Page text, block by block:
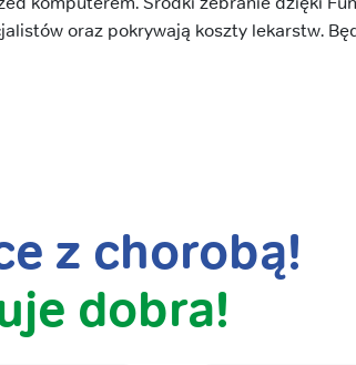
oraz pokrywają koszty lekarstw.
z chorobą!
dobra!